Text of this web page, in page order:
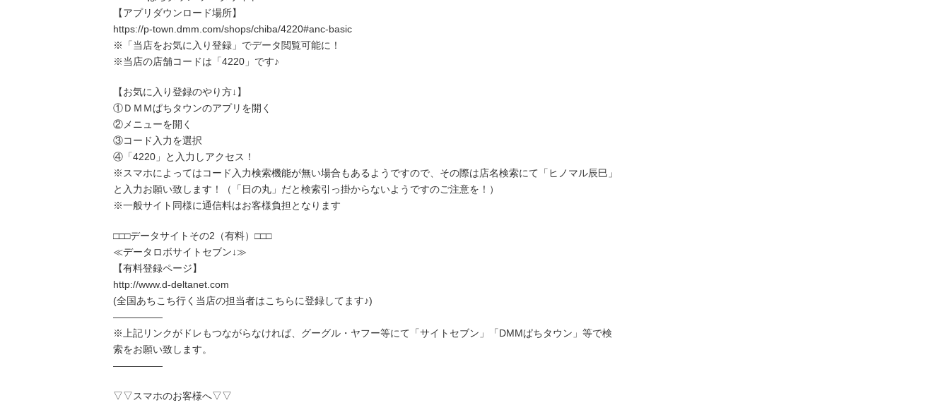
【アプリダウンロード場所】
https://p-town.dmm.com/shops/chiba/4220#anc-basic
※「当店をお気に入り登録」でデータ閲覧可能に！
※当店の店舗コードは「4220」です♪
【お気に入り登録のやり方↓】
①ＤＭＭぱちタウンのアプリを開く
②メニューを開く
③コード入力を選択
④「4220」と入力しアクセス！
※スマホによってはコード入力検索機能が無い場合もあるようですので、その際は店名検索にて「ヒノマル辰巳」
と入力お願い致します！（「日の丸」だと検索引っ掛からないようですのご注意を！）
※一般サイト同様に通信料はお客様負担となります
□□□データサイトその2（有料）□□□
≪データロボサイトセブン↓≫
【有料登録ページ】
http://www.d-deltanet.com
(全国あちこち行く当店の担当者はこちらに登録してます♪)
―――――
※上記リンクがドレもつながらなければ、グーグル・ヤフー等にて「サイトセブン」「DMMぱちタウン」等で検
索をお願い致します。
―――――
▽▽スマホのお客様へ▽▽